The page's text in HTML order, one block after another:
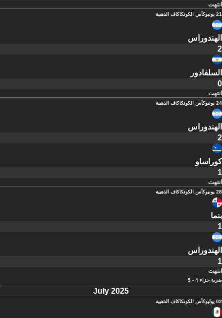
انتهت
21 يونيو كأس الكونكاكاف الذهبية
الهندوراس
2
السلفادور
0
انتهت
24 يونيو كأس الكونكاكاف الذهبية
الهندوراس
2
كوراساو
1
انتهت
28 يونيو كأس الكونكاكاف الذهبية
بنما
1
الهندوراس
1
انتهت
ضربة جزاء 4 - 5
July 2025
02 يوليو كأس الكونكاكاف الذهبية